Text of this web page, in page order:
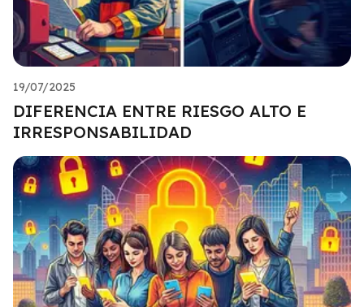
19/07/2025
DIFERENCIA ENTRE RIESGO ALTO E
IRRESPONSABILIDAD